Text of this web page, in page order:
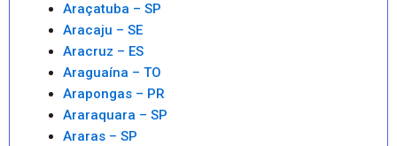
Araçatuba – SP
Aracaju – SE
Aracruz – ES
Araguaína – TO
Arapongas – PR
Araraquara – SP
Araras – SP